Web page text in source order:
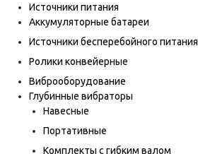
Источники питания
Аккумуляторные батареи
Источники бесперебойного питания
Ролики конвейерные
Виброоборудование
Глубинные вибраторы
Навесные
Портативные
Комплекты с гибким валом